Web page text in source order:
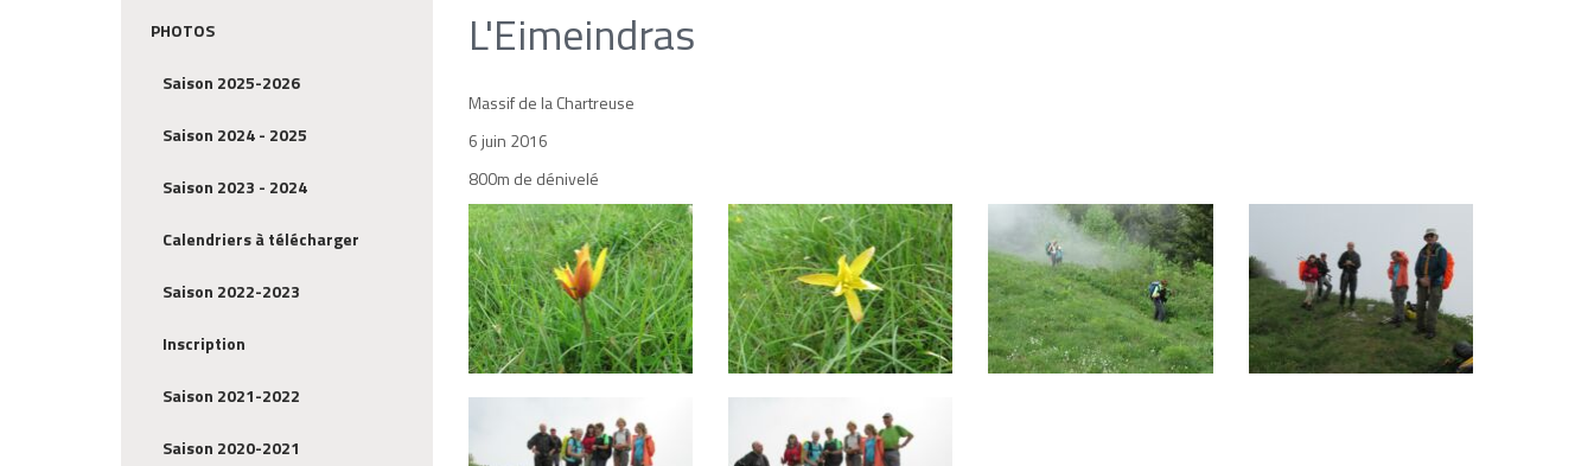
PHOTOS
Saison 2025-2026
Saison 2024 - 2025
Saison 2023 - 2024
Calendriers à télécharger
Saison 2022-2023
Inscription
Saison 2021-2022
Saison 2020-2021
L'Eimeindras
Massif de la Chartreuse
6 juin 2016
800m de dénivelé